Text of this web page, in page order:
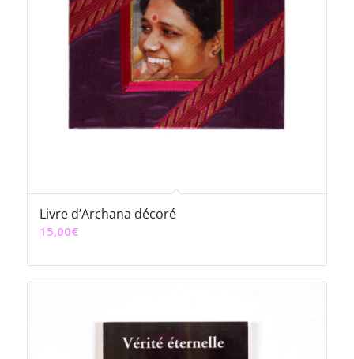
Livre d’Archana décoré
15,00€